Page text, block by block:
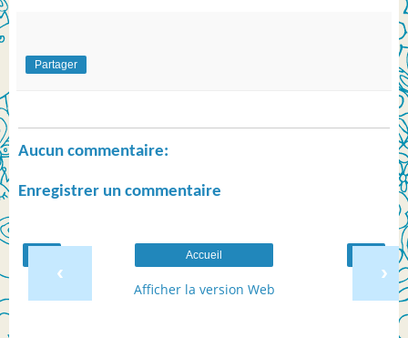
Partager
Aucun commentaire:
Enregistrer un commentaire
‹ ›
Accueil
Afficher la version Web